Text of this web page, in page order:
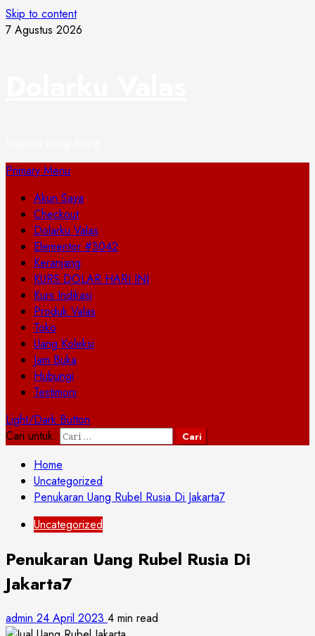
Skip to content
7 Agustus 2026
Primary Menu
Akun Saya
Checkout
Dolarku Valas
Elementor #3042
Keranjang
KURS DOLAR HARI INI
Kurs Indikasi
Produk Valas
Toko
Uang Koleksi
Jam Buka
Hubungi
Testimoni
Light/Dark Button
Cari untuk:
Home
Uncategorized
Penukaran Uang Rubel Rusia Di Jakarta7
Uncategorized
Penukaran Uang Rubel Rusia Di
Jakarta7
admin 24 April 2023 4 min read